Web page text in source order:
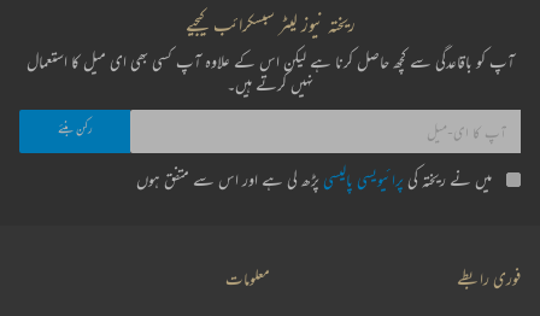
ریختہ نیوز لیٹر سبسکرائب کیجیے
آپ کو باقاعدگی سے کچھ حاصل کرنا ہے لیکن اس کے علاوہ آپ کسی بھی ای میل کا استعمال
نہیں کرتے ہیں۔
میں نے ریختہ کی پرائیویسی پالیسی پڑھ لی ہے اور اس سے متفق ہوں
فوری رابطے معلومات